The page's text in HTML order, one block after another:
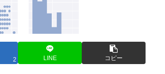
2 LINE コピー